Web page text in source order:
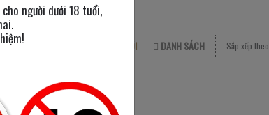
LƯỚI DANH SÁCH Sắp xếp theo
người dưới 18 tuổi,